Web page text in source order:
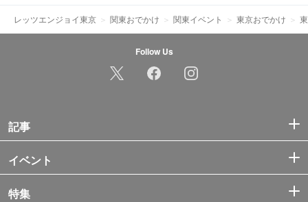
レッツエンジョイ東京 関東おでかけ 関東イベント 東京おでかけ
Follow Us
記事
イベント
特集